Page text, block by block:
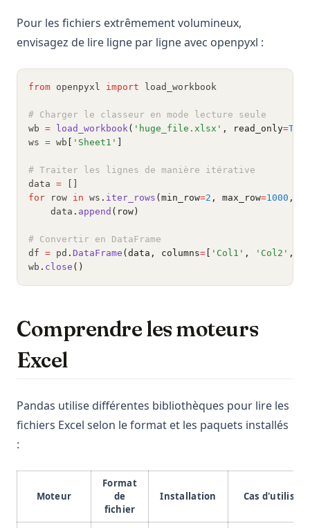
Pour les fichiers extrêmement volumineux,
envisagez de lire ligne par ligne avec openpyxl :
from openpyxl import load_workbook
# Charger le classeur en mode lecture seule
wb = load_workbook( 'huge_file.xlsx' , read_only=True
ws = wb 'Sheet1'
# Traiter les lignes de manière itérative
data =
for row in ws . iter_rows (min_row=2 , max_row=1000 ,
    data
. append (row)
# Convertir en DataFrame
df = pd . DataFrame (data, columns= 'Col1' , 'Col2' ,
wb . close ()
Comprendre les moteurs
Excel
Pandas utilise différentes bibliothèques pour lire les
fichiers Excel selon le format et les paquets installés
:
Moteur
Format
de
fichier
Installation Cas